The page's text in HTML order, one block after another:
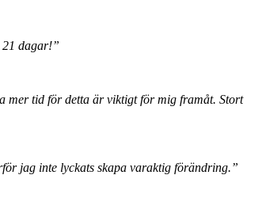
21 dagar!”
mer tid för detta är viktigt för mig framåt. Stort
jag inte lyckats skapa varaktig förändring.”